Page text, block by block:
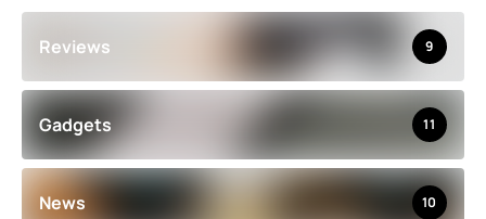
Reviews 9
Gadgets 11
News 10